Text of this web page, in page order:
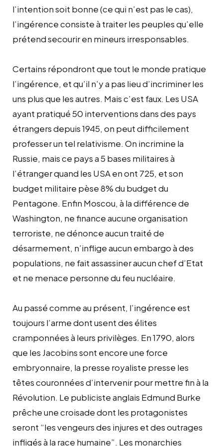
l’intention soit bonne (ce qui n’est pas le cas),
l’ingérence consiste à traiter les peuples qu’elle
prétend secourir en mineurs irresponsables.
Certains répondront que tout le monde pratique
l’ingérence, et qu’il n’y a pas lieu d’incriminer les
uns plus que les autres. Mais c’est faux. Les USA
ayant pratiqué 50 interventions dans des pays
étrangers depuis 1945, on peut difficilement
professer un tel relativisme. On incrimine la
Russie, mais ce pays a 5 bases militaires à
l’étranger quand les USA en ont 725, et son
budget militaire pèse 8% du budget du
Pentagone. Enfin Moscou, à la différence de
Washington, ne finance aucune organisation
terroriste, ne dénonce aucun traité de
désarmement, n’inflige aucun embargo à des
populations, ne fait assassiner aucun chef d’Etat
et ne menace personne du feu nucléaire.
Au passé comme au présent, l’ingérence est
toujours l’arme dont usent des élites
cramponnées à leurs privilèges. En 1790, alors
que les Jacobins sont encore une force
embryonnaire, la presse royaliste presse les
têtes couronnées d’intervenir pour mettre fin à la
Révolution. Le publiciste anglais Edmund Burke
prêche une croisade dont les protagonistes
seront “les vengeurs des injures et des outrages
infligés à la race humaine”. Les monarchies